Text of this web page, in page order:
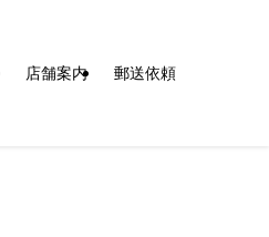
店舗案内 郵送依頼